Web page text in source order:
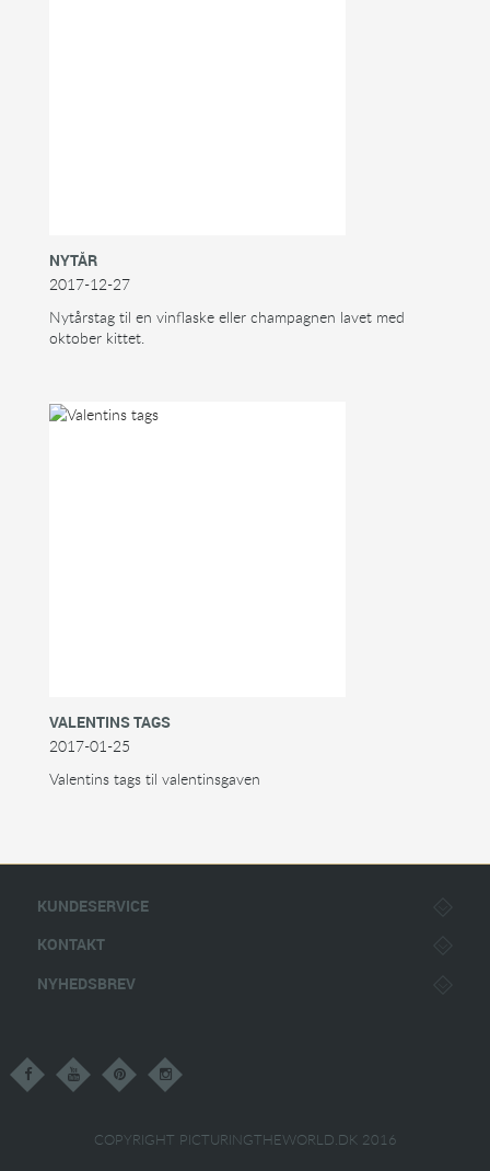
NYTÅR
2017-12-27
Nytårstag til en vinflaske eller champagnen lavet med
oktober kittet.
VALENTINS TAGS
2017-01-25
Valentins tags til valentinsgaven
KUNDESERVICE
KONTAKT
NYHEDSBREV
COPYRIGHT PICTURINGTHEWORLD.DK 2016